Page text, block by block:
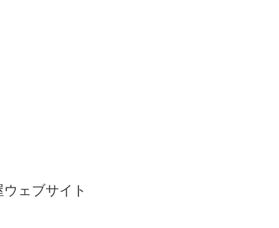
ウェブサイト